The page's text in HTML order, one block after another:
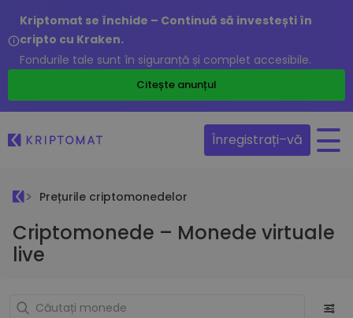
Kriptomat se închide – Continuă să investești în
cripto cu Kraken.
Fondurile tale sunt în siguranță și complet accesibile.
Citește anunțul
Înregistrați–vă
Prețurile criptomonedelor
Criptomonede – Monede virtuale
live